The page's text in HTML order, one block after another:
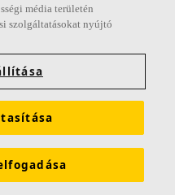
rácsrendszerű.
Alkalmas
könnyen leszerelhető
média területén
szolgáltatásokat nyújtó